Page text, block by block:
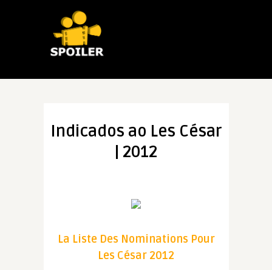
Indicados ao Les César
| 2012
La Liste Des Nominations Pour
Les César 2012